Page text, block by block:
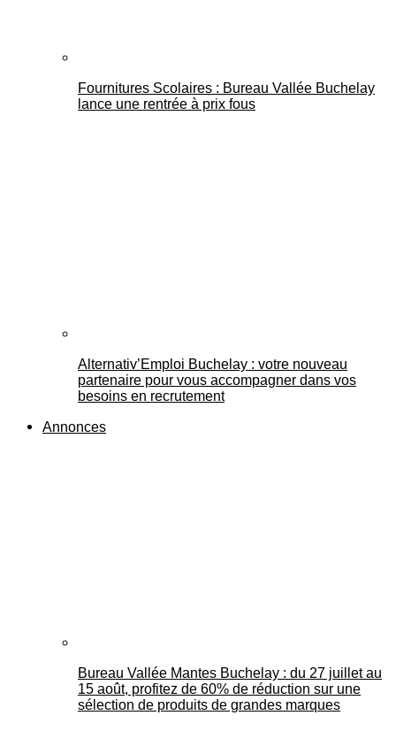
Fournitures Scolaires : Bureau Vallée Buchelay
lance une rentrée à prix fous
Alternativ’Emploi Buchelay : votre nouveau
partenaire pour vous accompagner dans vos
besoins en recrutement
Annonces
Bureau Vallée Mantes Buchelay : du 27 juillet au
15 août, profitez de 60% de réduction sur une
sélection de produits de grandes marques